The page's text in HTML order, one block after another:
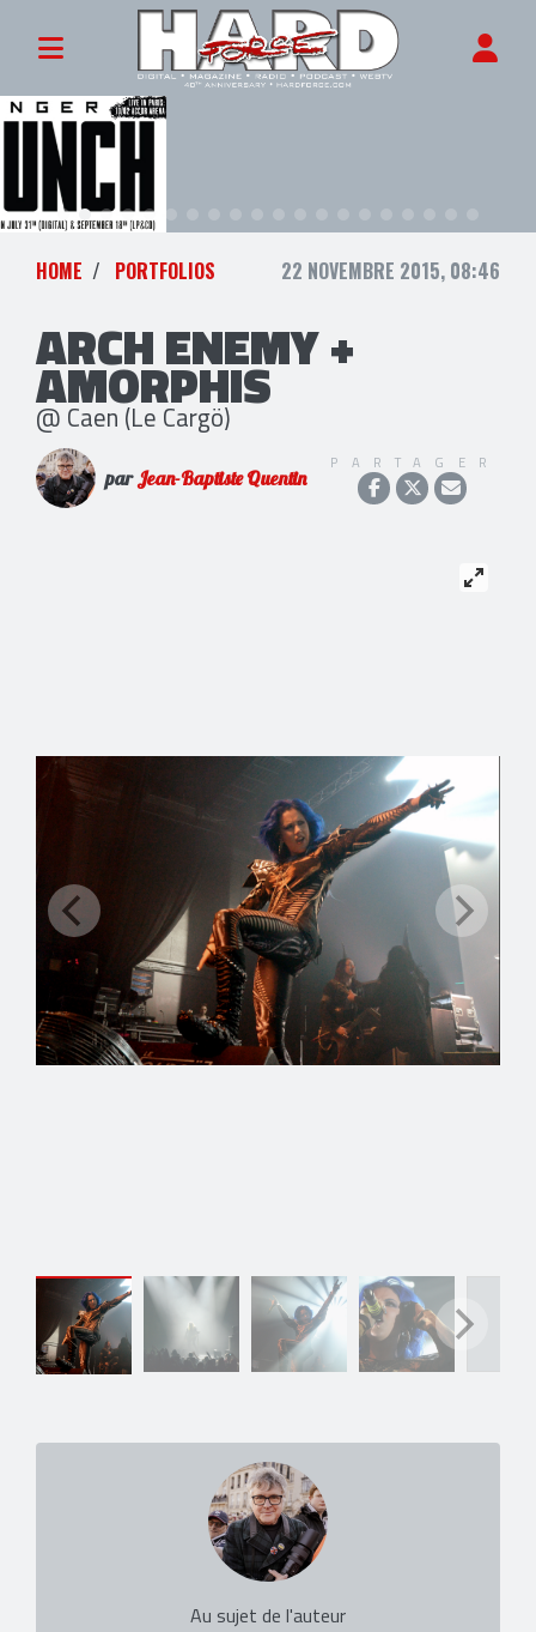
HOME PORTFOLIOS 22 NOVEMBRE 2015, 08:46
ARCH ENEMY +
AMORPHIS
@ Caen (Le Cargö)
parJean-Baptiste Quentin
PARTAGER
Au sujet de l'auteur